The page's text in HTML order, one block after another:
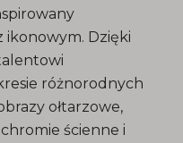
ikonowym. Dzięki
różnorodnych
ołtarzowe,
ścienne i